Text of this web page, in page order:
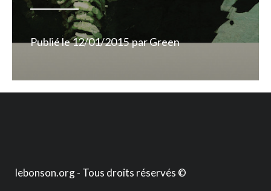
Publié le12/01/2015 parGreen
lebonson.org - Tous droits réservés ©